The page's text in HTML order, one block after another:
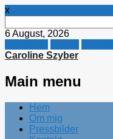
x
efter:
6 August, 2026
Caroline Szyber
Main menu
Skip
content
Hem
Om mig
Pressbilder